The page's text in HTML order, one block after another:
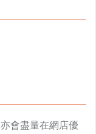
會盡量在網店優